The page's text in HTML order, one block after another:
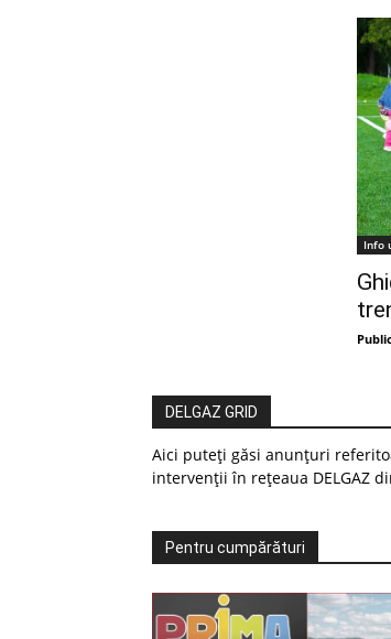
Info
DELGAZ GRID
Aici puteți găsi anunțuri
intervenții în rețeaua DELGAZ
Pentru cumpărături